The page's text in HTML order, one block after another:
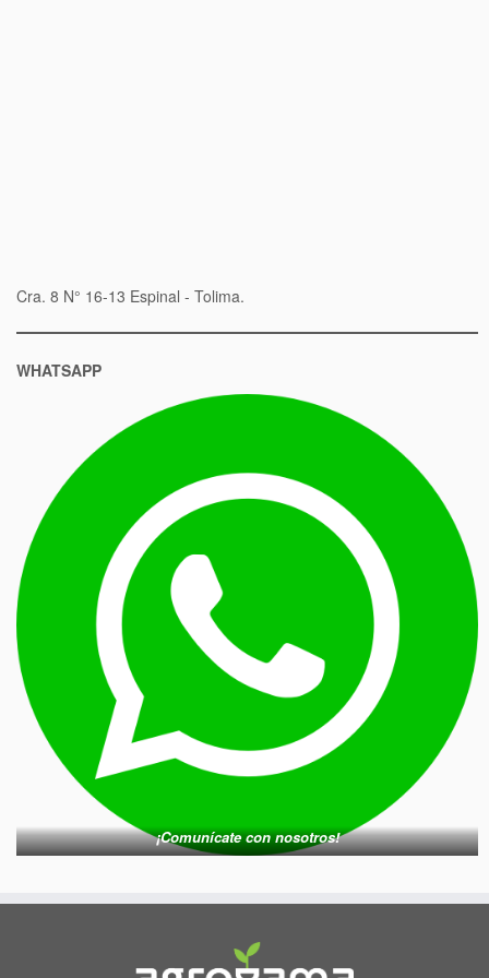
Cra. 8 N° 16-13 Espinal - Tolima.
WHATSAPP
¡Comunícate con nosotros!